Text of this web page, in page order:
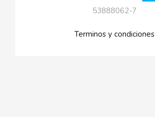
53888062-7
Terminos y condiciones